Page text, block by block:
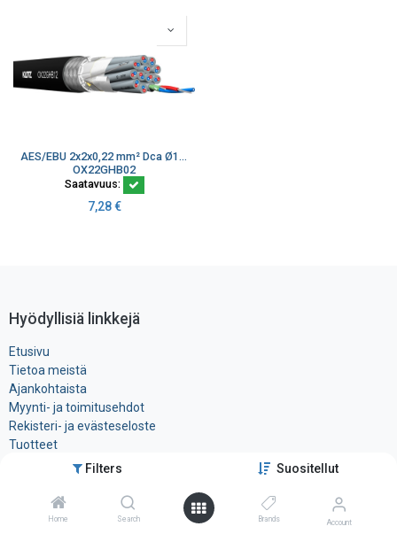
Filters Suositellut
Home Search Brands Account
AES/EBU 2x2x0,22 mm² Dca Ø10,8 mm 110 ohm LSZH musta audiokaapeli K500
OX22GHB02
Saatavuus:
7,28€
Hyödyllisiä linkkejä
Etusivu
Tietoa meistä
Ajankohtaista
Myynti- ja toimitusehdot
Rekisteri- ja ​evästeseloste
Tuotteet